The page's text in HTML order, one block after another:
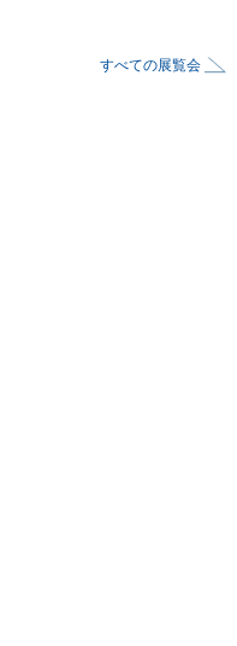
すべての展覧会